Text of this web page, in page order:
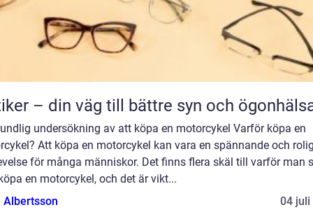
– din väg till bättre syn och
undersökning av att köpa en motorcykel Varför köpa en
Att köpa en motorcykel kan vara en spännande och
för många människor. Det finns flera skäl till varför man
en motorcykel, och det är vikt...
Albertsson
04 juli